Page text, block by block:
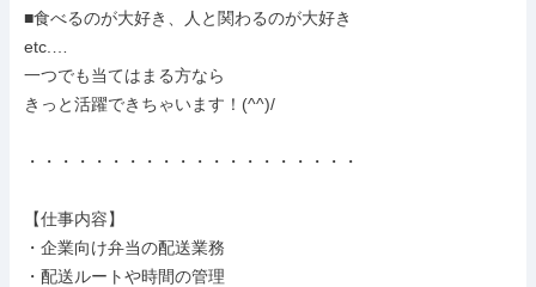
■食べるのが大好き、人と関わるのが大好き
etc.…
一つでも当てはまる方なら
きっと活躍できちゃいます！(^^)/
・・・・・・・・・・・・・・・・・・・・
【仕事内容】
・企業向け弁当の配送業務
・配送ルートや時間の管理